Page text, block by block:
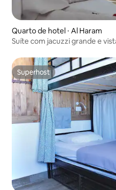
Quarto de hotel ⋅ Al Haram
Suíte com jacuzzi grande e
Superhost
Superhost